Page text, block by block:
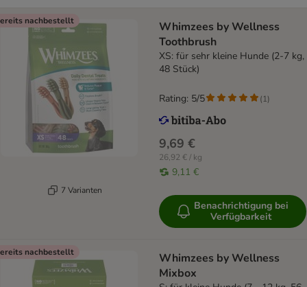
nachbestellt
7 Varianten
Whimzees by Wellness
Toothbrush
XS: für sehr kleine Hunde (2-7 kg,
48 Stück)
9,69 €
26,92 € / kg
9,11 €
Rating: 5/5 (1)
Benachrichtigung bei
Verfügbarkeit
nachbestellt
Whimzees by Wellness
Mixbox